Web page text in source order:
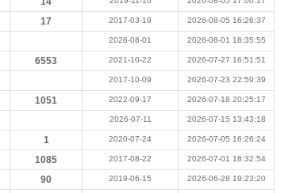
17 2017-03-19 2026-08-05 16:26:37
2026-08-01 2026-08-01 18:35:55
6553 2021-10-22 2026-07-27 16:51:51
2017-10-09 2026-07-23 22:59:39
1051 2022-09-17 2026-07-18 20:25:17
2026-07-11 2026-07-15 13:43:18
1 2020-07-24 2026-07-05 16:26:24
1085 2017-08-22 2026-07-01 18:32:54
90 2019-06-15 2026-06-28 19:23:20